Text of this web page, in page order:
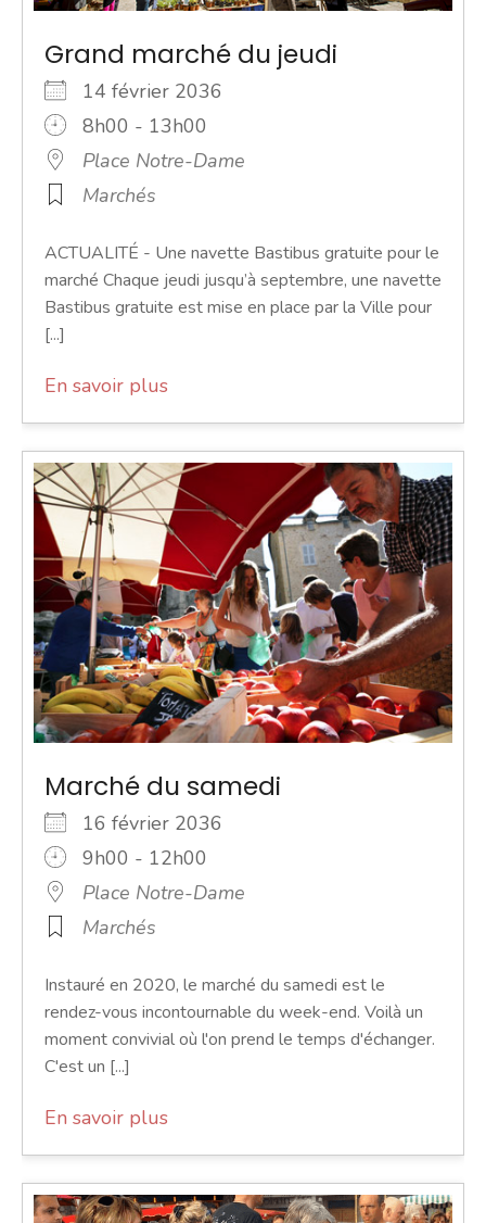
Grand marché du jeudi
14 février 2036
8h00 - 13h00
Place Notre-Dame
Marchés
ACTUALITÉ - Une navette Bastibus gratuite pour le
marché Chaque jeudi jusqu’à septembre, une navette
Bastibus gratuite est mise en place par la Ville pour
[...]
En savoir plus
Marché du samedi
16 février 2036
9h00 - 12h00
Place Notre-Dame
Marchés
Instauré en 2020, le marché du samedi est le
rendez-vous incontournable du week-end. Voilà un
moment convivial où l'on prend le temps d'échanger.
C'est un [...]
En savoir plus